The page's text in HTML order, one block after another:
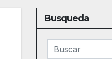
Busqueda